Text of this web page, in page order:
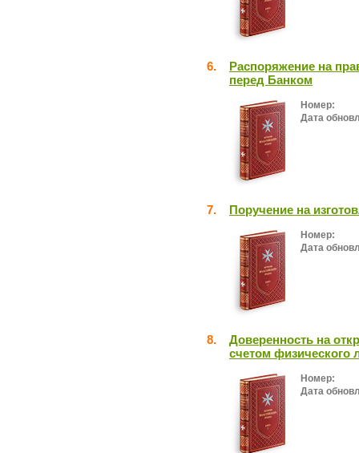
6.
Распоряжение на
перед Банком
Номер:
Дата
7. Поручение на
Номер:
Дата
8.
Доверенность на
счетом физического
Номер:
Дата